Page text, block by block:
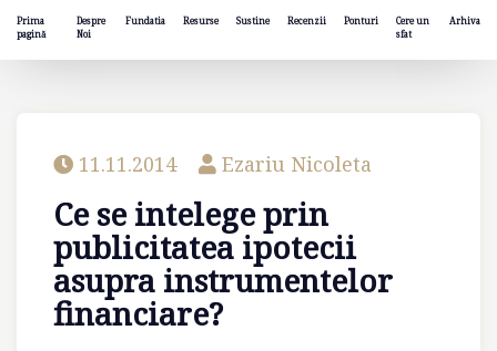
Prima
pagină
Despre
Noi
Fundatia Resurse Sustine Recenzii Ponturi
Cere un
sfat
Arhiva
11.11.2014 Ezariu Nicoleta
Ce se intelege prin
publicitatea ipotecii
asupra instrumentelor
financiare?